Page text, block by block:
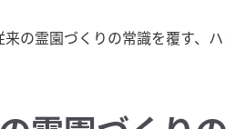
来の霊園づくりの常識を覆す、